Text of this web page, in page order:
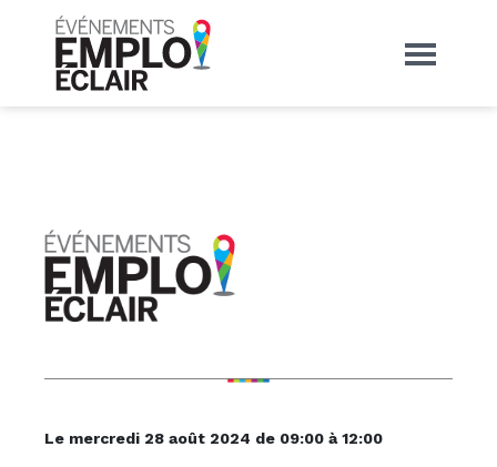
Le mercredi 28 août 2024 de 09:00 à 12:00